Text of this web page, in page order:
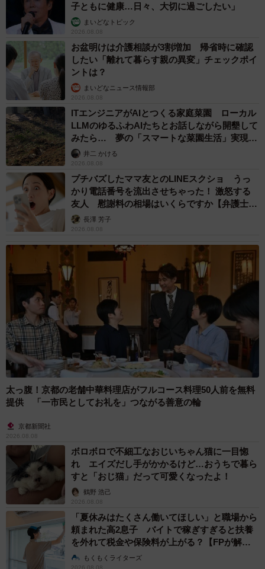
「よく笑ってくれるので、あとで写真を見返すときはとて
も楽しいです。今回の写真もまた、本当に笑いました。た
だ、投稿するにあたって、どんなコメントを添えると、見
てくださる方々に状況を理解してもらえるのか悩みました
ね（笑）」
当の神楽ちゃんは、どのような様子だったのでしょうか。
「これは私の思い込みなのかもしれませんが……『もう、
早くしてよー！ 長いわよ！』と言われているような気がし
ました」
渾身の撮影のあとは…労いのひとときに
子ともに健康…日々、大切に過ごしたい」
まいどなトピック
2026.08.08
お盆明けは介護相談が3割増加 帰省時に確認
したい「離れて暮らす親の異変」チェックポイ
ントは？
まいどなニュース情報部
2026.08.08
ITエンジニアがAIとつくる家庭菜園 ローカル
LLMのゆるふわAIたちとお話しながら開墾して
みたら… 夢の「スマートな菜園生活」実現な
るか井二 かける
2026.08.08
プチバズしたママ友とのLINEスクショ うっ
かり電話番号を流出させちゃった！ 激怒する
友人 慰謝料の相場はいくらですか【弁護士が
解説】長澤 芳子
2026.08.08
太っ腹！京都の老舗中華料理店がフルコース料理50人前を無料
提供 「一市民としてお礼を」つながる善意の輪
京都新聞社
2026.08.08
ボロボロで不細工なおじいちゃん猫に一目惚
れ エイズだし手がかかるけど…おうちで暮ら
すと「おじ猫」だって可愛くなったよ！
鶴野 浩己
2026.08.08
「夏休みはたくさん働いてほしい」と職場から
頼まれた高2息子 バイトで稼ぎすぎると扶養
を外れて税金や保険料が上がる？【FPが解
説】もくもくライターズ
2026.08.08